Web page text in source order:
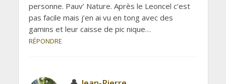
personne. Pauv’ Nature. Après le Leoncel c’est
pas facile mais j’en ai vu en tong avec des
gamins et leur caisse de pic nique…
RÉPONDRE